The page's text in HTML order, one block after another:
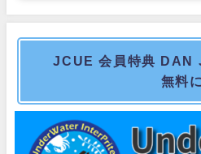
JCUE 会員特典 DAN
無料に